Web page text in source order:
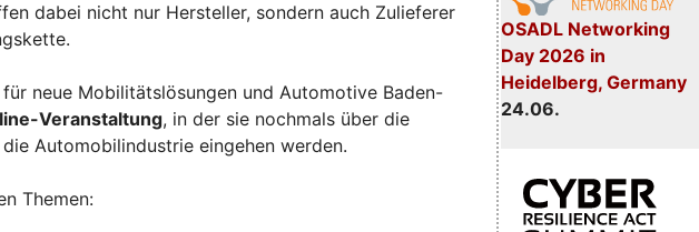
OSADL Networking
Day 2026 in
Heidelberg, Germany
24.06.
dabei nicht nur Hersteller, sondern auch Zulieferer
neue Mobilitätslösungen und Automotive Baden-
Veranstaltung, in der sie nochmals über die
Automobilindustrie eingehen werden.
Themen: